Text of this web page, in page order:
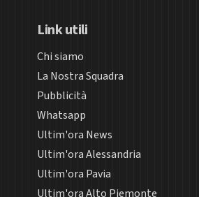
Link utili
Chi siamo
La Nostra Squadra
Pubblicità
Whatsapp
Ultim'ora News
Ultim'ora Alessandria
Ultim'ora Pavia
Ultim'ora Alto Piemonte